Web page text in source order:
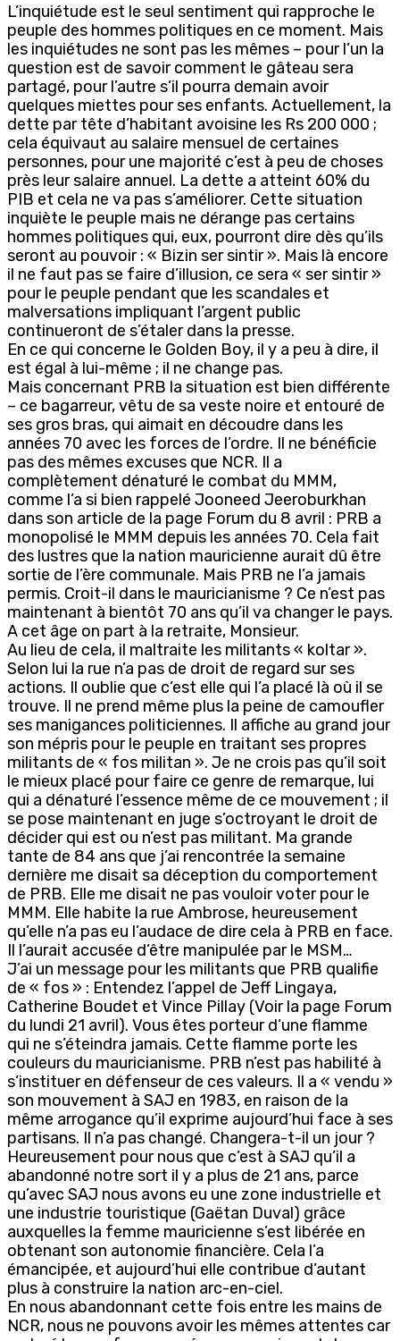
L’inquiétude est le seul sentiment qui rapproche le
peuple des hommes politiques en ce moment. Mais
les inquiétudes ne sont pas les mêmes – pour l’un la
question est de savoir comment le gâteau sera
partagé, pour l’autre s’il pourra demain avoir
quelques miettes pour ses enfants. Actuellement, la
dette par tête d’habitant avoisine les Rs 200 000 ;
cela équivaut au salaire mensuel de certaines
personnes, pour une majorité c’est à peu de choses
près leur salaire annuel. La dette a atteint 60% du
PIB et cela ne va pas s’améliorer. Cette situation
inquiète le peuple mais ne dérange pas certains
hommes politiques qui, eux, pourront dire dès qu’ils
seront au pouvoir : « Bizin ser sintir ». Mais là encore
il ne faut pas se faire d’illusion, ce sera « ser sintir »
pour le peuple pendant que les scandales et
malversations impliquant l’argent public
continueront de s’étaler dans la presse.
En ce qui concerne le Golden Boy, il y a peu à dire, il
est égal à lui-même ; il ne change pas.
Mais concernant PRB la situation est bien différente
– ce bagarreur, vêtu de sa veste noire et entouré de
ses gros bras, qui aimait en découdre dans les
années 70 avec les forces de l’ordre. Il ne bénéficie
pas des mêmes excuses que NCR. Il a
complètement dénaturé le combat du MMM,
comme l’a si bien rappelé Jooneed Jeeroburkhan
dans son article de la page Forum du 8 avril : PRB a
monopolisé le MMM depuis les années 70. Cela fait
des lustres que la nation mauricienne aurait dû être
sortie de l’ère communale. Mais PRB ne l’a jamais
permis. Croit-il dans le mauricianisme ? Ce n’est pas
maintenant à bientôt 70 ans qu’il va changer le pays.
A cet âge on part à la retraite, Monsieur.
Au lieu de cela, il maltraite les militants « koltar ».
Selon lui la rue n’a pas de droit de regard sur ses
actions. Il oublie que c’est elle qui l’a placé là où il se
trouve. Il ne prend même plus la peine de camoufler
ses manigances politiciennes. Il affiche au grand jour
son mépris pour le peuple en traitant ses propres
militants de « fos militan ». Je ne crois pas qu’il soit
le mieux placé pour faire ce genre de remarque, lui
qui a dénaturé l’essence même de ce mouvement ; il
se pose maintenant en juge s’octroyant le droit de
décider qui est ou n’est pas militant. Ma grande
tante de 84 ans que j’ai rencontrée la semaine
dernière me disait sa déception du comportement
de PRB. Elle me disait ne pas vouloir voter pour le
MMM. Elle habite la rue Ambrose, heureusement
qu’elle n’a pas eu l’audace de dire cela à PRB en face.
Il l’aurait accusée d’être manipulée par le MSM…
J’ai un message pour les militants que PRB qualifie
de « fos » : Entendez l’appel de Jeff Lingaya,
Catherine Boudet et Vince Pillay (Voir la page Forum
du lundi 21 avril). Vous êtes porteur d’une flamme
qui ne s’éteindra jamais. Cette flamme porte les
couleurs du mauricianisme. PRB n’est pas habilité à
s’instituer en défenseur de ces valeurs. Il a « vendu »
son mouvement à SAJ en 1983, en raison de la
même arrogance qu’il exprime aujourd’hui face à ses
partisans. Il n’a pas changé. Changera-t-il un jour ?
Heureusement pour nous que c’est à SAJ qu’il a
abandonné notre sort il y a plus de 21 ans, parce
qu’avec SAJ nous avons eu une zone industrielle et
une industrie touristique (Gaëtan Duval) grâce
auxquelles la femme mauricienne s’est libérée en
obtenant son autonomie financière. Cela l’a
émancipée, et aujourd’hui elle contribue d’autant
plus à construire la nation arc-en-ciel.
En nous abandonnant cette fois entre les mains de
NCR, nous ne pouvons avoir les mêmes attentes car